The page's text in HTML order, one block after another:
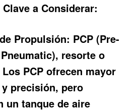
a Considerar:
Propulsión: PCP (Pre-
resorte o
PCP ofrecen mayor
precisión, pero
un tanque de aire